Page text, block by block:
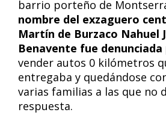
barrio porteño de
nombre del exzaguero
Martín de Burzaco Nahuel
Benavente fue
vender autos 0 kilómetros
entregaba y quedándose
varias familias a las que no
respuesta.